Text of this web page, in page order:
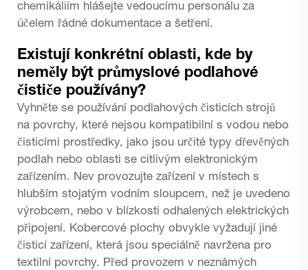
chemikáliím hlášejte vedoucímu personálu za
účelem řádné dokumentace a šetření.
Existují konkrétní oblasti, kde by
neměly být průmyslové podlahové
čističe používány?
Vyhněte se používání podlahových čisticích strojů
na povrchy, které nejsou kompatibilní s vodou nebo
čisticími prostředky, jako jsou určité typy dřevěných
podlah nebo oblasti se citlivým elektronickým
zařízením. Nev provozujte zařízení v místech s
hlubším stojatým vodním sloupcem, než je uvedeno
výrobcem, nebo v blízkosti odhalených elektrických
připojení. Kobercové plochy obvykle vyžadují jiné
čisticí zařízení, která jsou speciálně navržena pro
textilní povrchy. Před provozem v neznámých